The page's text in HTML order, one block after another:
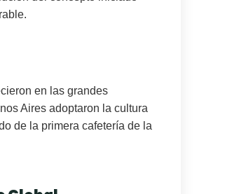
en las grandes
Aires adoptaron la cultura
de la primera cafetería de la